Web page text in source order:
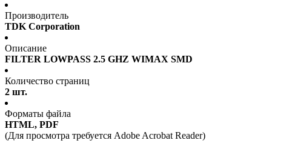
Производитель
TDK Corporation
Описание
FILTER LOWPASS 2.5 GHZ WIMAX SMD
Количество страниц
2 шт.
Форматы файла
HTML, PDF
(Для просмотра требуется Adobe Acrobat Reader)